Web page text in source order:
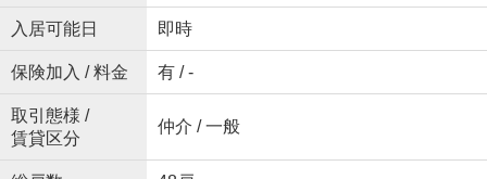
入居可能日 即時
保険加入 / 料金 有 / -
取引態様 /
賃貸区分
仲介 / 一般